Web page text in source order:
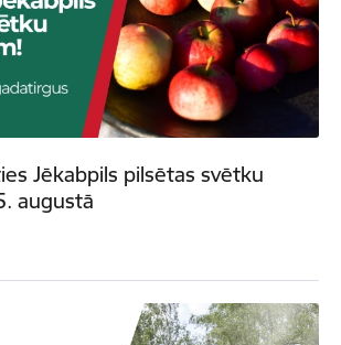
Jēkabpils pilsētas svētku
augustā